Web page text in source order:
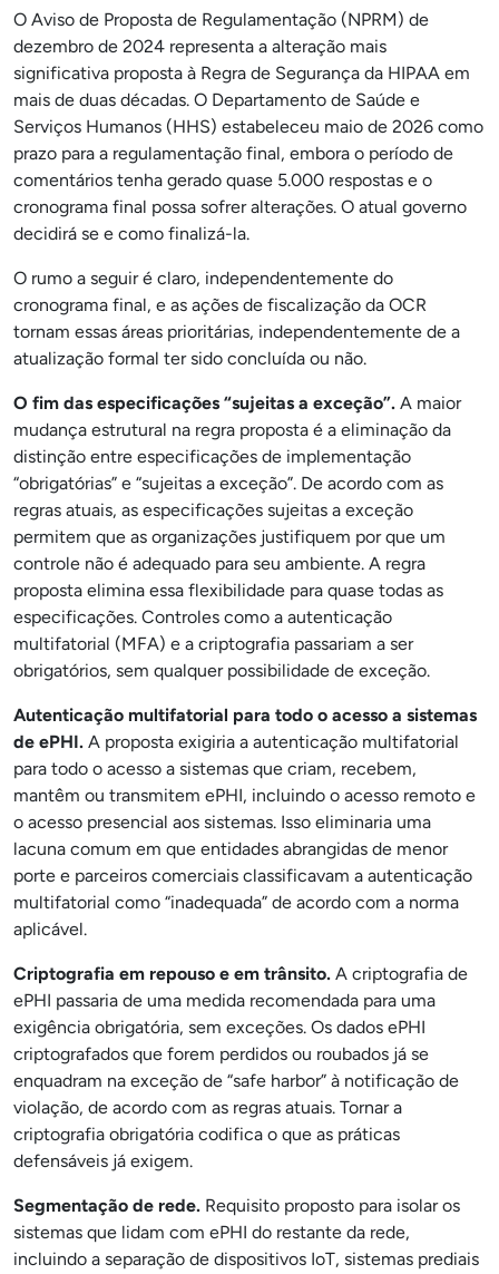
O Aviso de Proposta de Regulamentação (NPRM) de
dezembro de 2024 representa a alteração mais
significativa proposta à Regra de Segurança da HIPAA em
mais de duas décadas. O Departamento de Saúde e
Serviços Humanos (HHS) estabeleceu maio de 2026 como
prazo para a regulamentação final, embora o período de
comentários tenha gerado quase 5.000 respostas e o
cronograma final possa sofrer alterações. O atual governo
decidirá se e como finalizá-la.
O rumo a seguir é claro, independentemente do
cronograma final, e as ações de fiscalização da OCR
tornam essas áreas prioritárias, independentemente de a
atualização formal ter sido concluída ou não.
O fim das especificações “sujeitas a exceção”. A maior
mudança estrutural na regra proposta é a eliminação da
distinção entre especificações de implementação
“obrigatórias” e “sujeitas a exceção”. De acordo com as
regras atuais, as especificações sujeitas a exceção
permitem que as organizações justifiquem por que um
controle não é adequado para seu ambiente. A regra
proposta elimina essa flexibilidade para quase todas as
especificações. Controles como a autenticação
multifatorial (MFA) e a criptografia passariam a ser
obrigatórios, sem qualquer possibilidade de exceção.
Autenticação multifatorial para todo o acesso a sistemas
de ePHI. A proposta exigiria a autenticação multifatorial
para todo o acesso a sistemas que criam, recebem,
mantêm ou transmitem ePHI, incluindo o acesso remoto e
o acesso presencial aos sistemas. Isso eliminaria uma
lacuna comum em que entidades abrangidas de menor
porte e parceiros comerciais classificavam a autenticação
multifatorial como “inadequada” de acordo com a norma
aplicável.
Criptografia em repouso e em trânsito. A criptografia de
ePHI passaria de uma medida recomendada para uma
exigência obrigatória, sem exceções. Os dados ePHI
criptografados que forem perdidos ou roubados já se
enquadram na exceção de “safe harbor” à notificação de
violação, de acordo com as regras atuais. Tornar a
criptografia obrigatória codifica o que as práticas
defensáveis já exigem.
Segmentação de rede. Requisito proposto para isolar os
sistemas que lidam com ePHI do restante da rede,
incluindo a separação de dispositivos IoT, sistemas prediais